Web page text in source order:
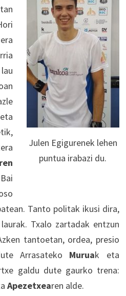
Julen Egigurenek lehen
puntua irabazi du.
eta
Bai
Tanto politak ikusi dira,
Txalo zartadak entzun
tantoetan, ordea, presio
Arrasateko Muruak eta
galdu dute gaurko trena:
Apezetxearen alde.